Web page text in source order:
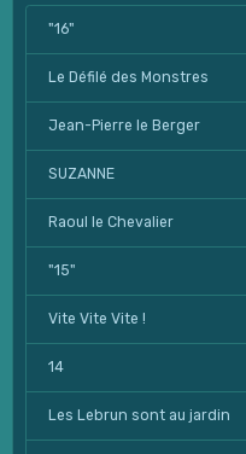
"16"
Le Défilé des Monstres
Jean-Pierre le Berger
SUZANNE
Raoul le Chevalier
"15"
Vite Vite Vite !
14
Les Lebrun sont au jardin